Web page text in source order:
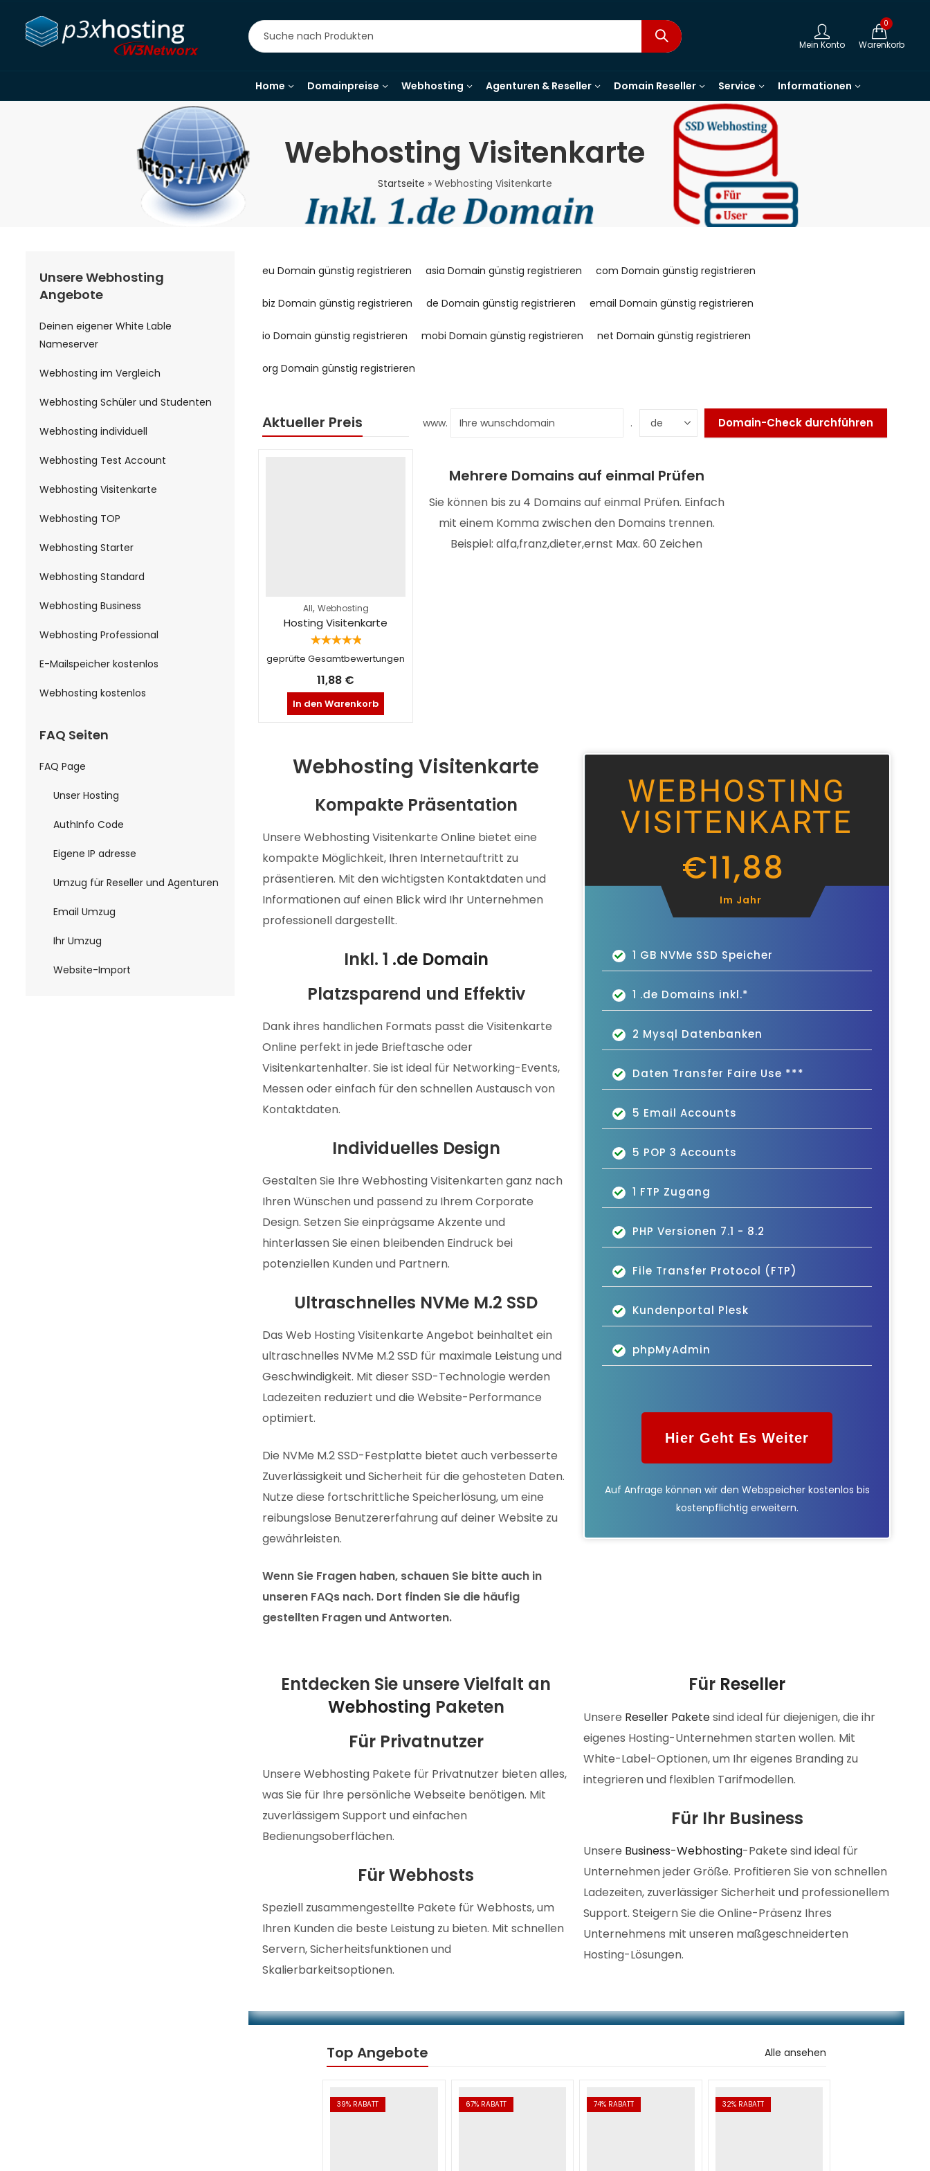
Mein Konto
0
Warenkorb
Home Domainpreise Webhosting Agenturen & Reseller Domain Reseller Service Informationen
Webhosting Visitenkarte
Startseite » Webhosting Visitenkarte
eu Domain günstig registrieren asia Domain günstig registrieren com Domain günstig registrieren
biz Domain günstig registrieren de Domain günstig registrieren email Domain günstig registrieren
io Domain günstig registrieren mobi Domain günstig registrieren net Domain günstig registrieren
org Domain günstig registrieren
Aktueller Preis
All, Webhosting
Hosting Visitenkarte
mit5.00
geprüfte Gesamtbewertungen
11,88 €
In den Warenkorb
www. .
Mehrere Domains auf einmal Prüfen
Sie können bis zu 4 Domains auf einmal Prüfen. Einfach
mit einem Komma zwischen den Domains trennen.
Beispiel: alfa,franz,dieter,ernst Max. 60 Zeichen
Webhosting Visitenkarte
Kompakte Präsentation
Unsere Webhosting Visitenkarte Online bietet eine
kompakte Möglichkeit, Ihren Internetauftritt zu
präsentieren. Mit den wichtigsten Kontaktdaten und
Informationen auf einen Blick wird Ihr Unternehmen
professionell dargestellt.
Inkl. 1 .de Domain
Platzsparend und Effektiv
Dank ihres handlichen Formats passt die Visitenkarte
Online perfekt in jede Brieftasche oder
Visitenkartenhalter. Sie ist ideal für Networking-Events,
Messen oder einfach für den schnellen Austausch von
Kontaktdaten.
Individuelles Design
Gestalten Sie Ihre Webhosting Visitenkarten ganz nach
Ihren Wünschen und passend zu Ihrem Corporate
Design. Setzen Sie einprägsame Akzente und
hinterlassen Sie einen bleibenden Eindruck bei
potenziellen Kunden und Partnern.
Ultraschnelles NVMe M.2 SSD
Das Web Hosting Visitenkarte Angebot beinhaltet ein
ultraschnelles NVMe M.2 SSD für maximale Leistung und
Geschwindigkeit. Mit dieser SSD-Technologie werden
Ladezeiten reduziert und die Website-Performance
optimiert.
Die NVMe M.2 SSD-Festplatte bietet auch verbesserte
Zuverlässigkeit und Sicherheit für die gehosteten Daten.
Nutze diese fortschrittliche Speicherlösung, um eine
reibungslose Benutzererfahrung auf deiner Website zu
gewährleisten.
Wenn Sie Fragen haben, schauen Sie bitte auch in
unseren FAQs nach. Dort finden Sie die häufig
gestellten Fragen und Antworten.
WEBHOSTING
VISITENKARTE
€11,88
Im Jahr
1 GB NVMe SSD Speicher
1 .de Domains inkl.*
2 Mysql Datenbanken
Daten Transfer Faire Use ***
5 Email Accounts
5 POP 3 Accounts
1 FTP Zugang
PHP Versionen 7.1 - 8.2
File Transfer Protocol (FTP)
Kundenportal Plesk
phpMyAdmin
Hier Geht Es Weiter
Auf Anfrage können wir den Webspeicher kostenlos bis
kostenpflichtig erweitern.
Entdecken Sie unsere Vielfalt an
Webhosting Paketen
Für Privatnutzer
Unsere Webhosting Pakete für Privatnutzer bieten alles,
was Sie für Ihre persönliche Webseite benötigen. Mit
zuverlässigem Support und einfachen
Bedienungsoberflächen.
Für Webhosts
Speziell zusammengestellte Pakete für Webhosts, um
Ihren Kunden die beste Leistung zu bieten. Mit schnellen
Servern, Sicherheitsfunktionen und
Skalierbarkeitsoptionen.
Für Reseller
Unsere Reseller Paketesind ideal für diejenigen, die ihr
eigenes Hosting-Unternehmen starten wollen. Mit
White-Label-Optionen, um Ihr eigenes Branding zu
integrieren und flexiblen Tarifmodellen.
Für Ihr Business
Unsere Business-Webhosting-Pakete sind ideal für
Unternehmen jeder Größe. Profitieren Sie von schnellen
Ladezeiten, zuverlässiger Sicherheit und professionellem
Support. Steigern Sie die Online-Präsenz Ihres
Unternehmens mit unseren maßgeschneiderten
Hosting-Lösungen.
Top Angebote Alle ansehen
39% RABATT 67% RABATT 74% RABATT 32% RABATT
Unsere Webhosting
Angebote
Deinen eigener White Lable
Nameserver
Webhosting im Vergleich
Webhosting Schüler und Studenten
Webhosting individuell
Webhosting Test Account
Webhosting Visitenkarte
Webhosting TOP
Webhosting Starter
Webhosting Standard
Webhosting Business
Webhosting Professional
E-Mailspeicher kostenlos
Webhosting kostenlos
FAQ Seiten
FAQ Page
Unser Hosting
AuthInfo Code
Eigene IP adresse
Umzug für Reseller und Agenturen
Email Umzug
Ihr Umzug
Website-Import